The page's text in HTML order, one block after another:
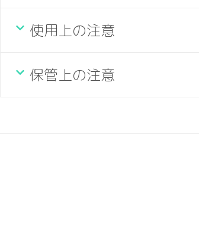
使用上の注意
保管上の注意